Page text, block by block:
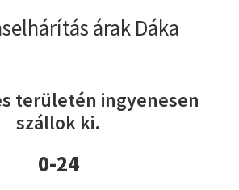
árak Dáka
területén ingyenesen
szállok ki.
0-24